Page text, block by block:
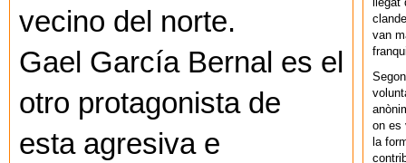
vecino del norte.
Gael García Bernal es el
otro protagonista de
esta agresiva e
van
on es
la